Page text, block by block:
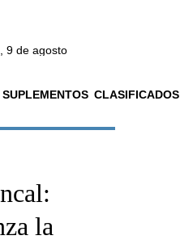
9 de agosto
SUPLEMENTOS CLASIFICADOS
la